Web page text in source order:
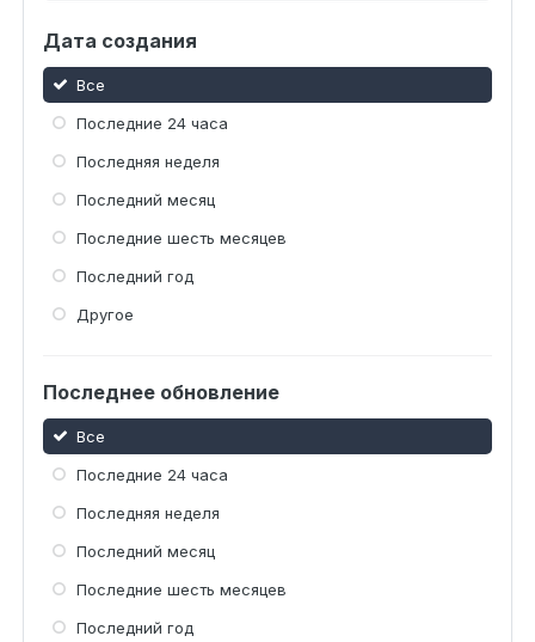
Дата создания
Все
Последние 24 часа
Последняя неделя
Последний месяц
Последние шесть месяцев
Последний год
Другое
Последнее обновление
Все
Последние 24 часа
Последняя неделя
Последний месяц
Последние шесть месяцев
Последний год